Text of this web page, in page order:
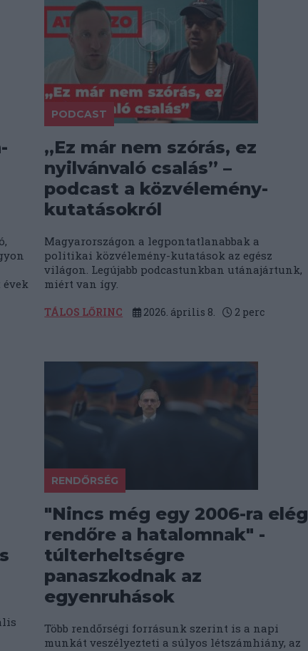
PODCAST
„Ez már nem szórás, ez
nyilvánvaló csalás” –
podcast a közvélemény-
kutatásokról
Magyarországon a legpontatlanabbak a
politikai közvélemény-kutatások az egész
világon. Legújabb podcastunkban utánajártunk,
miért van így.
TÁLOS LŐRINC 2026. április 8. 2 perc
RENDŐRSÉG
"Nincs még egy 2006-ra elég
rendőre a hatalomnak" -
túlterheltségre
panaszkodnak az
egyenruhások
Több rendőrségi forrásunk szerint is a napi
munkát veszélyezteti a súlyos létszámhiány, az